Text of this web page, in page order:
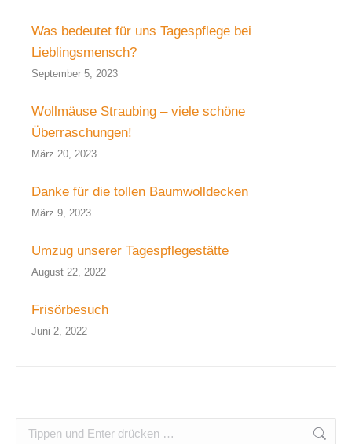
Was bedeutet für uns Tagespflege bei
Lieblingsmensch?
September 5, 2023
Wollmäuse Straubing – viele schöne
Überraschungen!
März 20, 2023
Danke für die tollen Baumwolldecken
März 9, 2023
Umzug unserer Tagespflegestätte
August 22, 2022
Frisörbesuch
Juni 2, 2022